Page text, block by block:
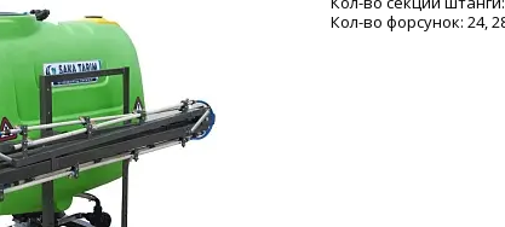
Кол-во форсунок: 24,